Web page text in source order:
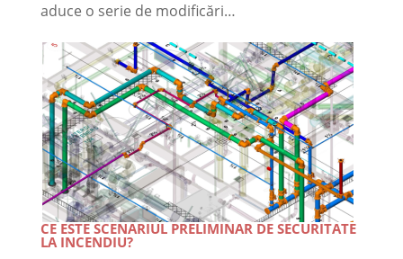
aduce o serie de modificări…
CE ESTE SCENARIUL PRELIMINAR DE SECURITATE
LA INCENDIU?